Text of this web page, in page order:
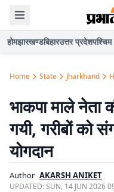
होमझारखण्डबिहारउत्तर प्रदेश
Home State Jharkhand
भाकपा माले नेता
गयी, गरीबों को
योगदान
Author AKARSH ANIKET
UPDATED:SUN, 14 JUN 2026